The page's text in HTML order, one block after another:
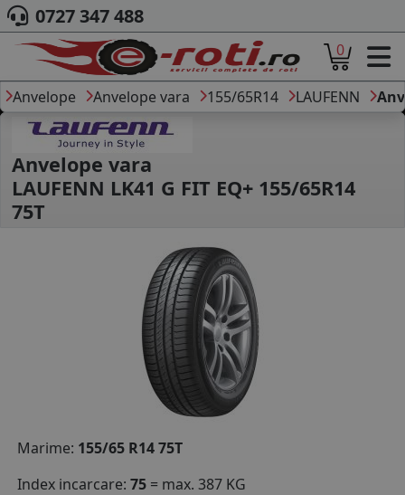
ACASA
DESPRE NOI
ANVELOPE
AUTO
CAMION
MOTO
AGROINDUSTRIALE
DIMENSIUNI
PRODUCATORI ANVELOPE
MARCA AUTO
BLOG
B2B - COLABORARE COMPANII
CONT
CONTACT
0727 347 488
0
Anvelope Anvelope vara 155/65R14 LAUFENN
Anvelope vara
LAUFENN LK41 G FIT EQ+ 155/65R14
75T
Marime: 155/65 R14 75T
Index incarcare: 75 = max. 387 KG